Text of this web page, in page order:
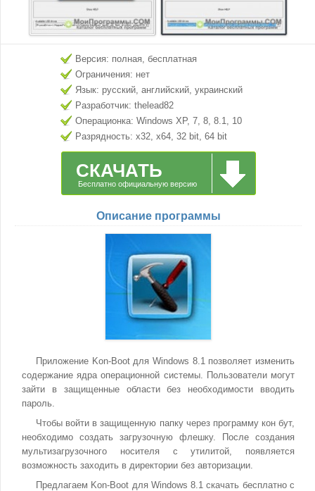
Версия: полная, бесплатная
Ограничения: нет
Язык: русский, английский, украинский
Разработчик: thelead82
Операционка: Windows XP, 7, 8, 8.1, 10
Разрядность: x32, x64, 32 bit, 64 bit
СКАЧАТЬ
Бесплатно официальную версию
Описание программы
Приложение Kon-Boot для Windows 8.1 позволяет изменить
содержание ядра операционной системы. Пользователи могут
зайти в защищенные области без необходимости вводить
пароль.
Чтобы войти в защищенную папку через программу кон бут,
необходимо создать загрузочную флешку. После создания
мультизагрузочного носителя с утилитой, появляется
возможность заходить в директории без авторизации.
Предлагаем Kon-Boot для Windows 8.1 скачать бесплатно с